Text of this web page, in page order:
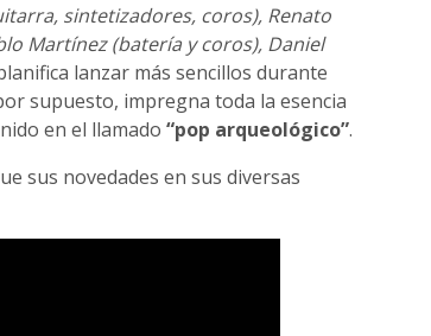
sintetizadores, coros), Renato
Martínez (batería y coros), Daniel
lanzar más sencillos durante
supuesto, impregna toda la esencia
en el llamado “pop arqueológico”.
sus novedades en sus diversas